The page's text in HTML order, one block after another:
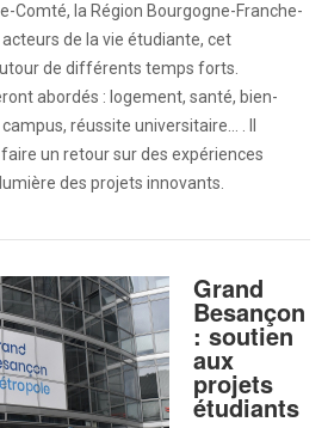
Comté, la Région Bourgogne-Franche-
de la vie étudiante, cet
de différents temps forts.
abordés : logement, santé, bien-
réussite universitaire… . Il
un retour sur des expériences
des projets innovants.
Grand
Besançon
: soutien
aux
projets
étudiants